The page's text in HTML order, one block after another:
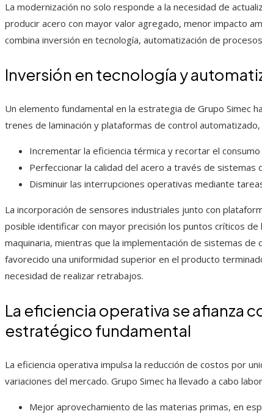
La modernización no solo responde a la necesidad de
producir acero con mayor valor agregado, menor impacto
combina inversión en tecnología, automatización de
Inversión en tecnología y
Un elemento fundamental en la estrategia de Grupo Simec
trenes de laminación y plataformas de control
Incrementar la eficiencia térmica y recortar el
Perfeccionar la calidad del acero a través de
Disminuir las interrupciones operativas mediante
La incorporación de sensores industriales junto con
posible identificar con mayor precisión los puntos críticos
maquinaria, mientras que la implementación de sistemas de
favorecido una uniformidad superior en el producto
necesidad de realizar retrabajos.
La eficiencia operativa se afianza
estratégico fundamental
La eficiencia operativa impulsa la reducción de costos por
variaciones del mercado. Grupo Simec ha llevado a cabo
Mejor aprovechamiento de las materias primas, en